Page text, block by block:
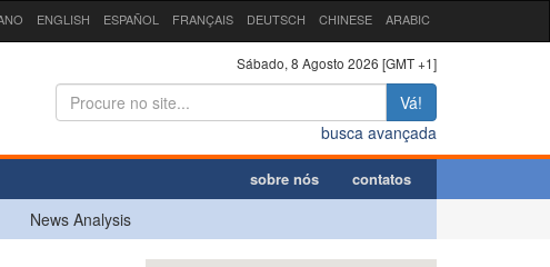
ENGLISH ESPAÑOL FRANÇAIS DEUTSCH CHINESE ARABIC
Sábado, 8 Agosto 2026 [GMT +1]
Vá!
busca avançada
sobre nós contatos
News Analysis